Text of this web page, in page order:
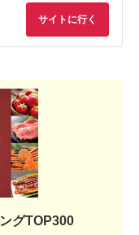
サイトに行く
グTOP300